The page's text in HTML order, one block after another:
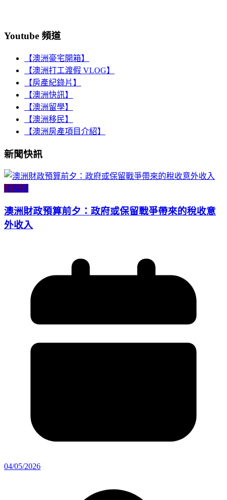
Youtube 頻道
【澳洲豪宅開箱】
【澳洲打工渡假 VLOG】
【房產紀錄片】
【澳洲快訊】
【澳洲留學】
【澳洲移民】
【澳洲房產項目介紹】
新聞快訊
小智識
澳洲財政預算前夕：政府或保留戰爭帶來的稅收意
外收入
04/05/2026